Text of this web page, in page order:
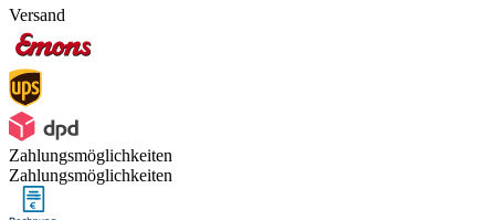
Versand
Zahlungsmöglichkeiten
Zahlungsmöglichkeiten